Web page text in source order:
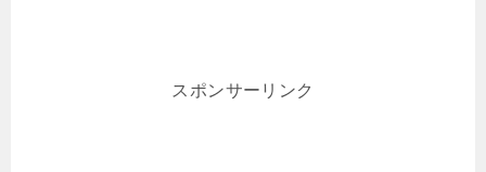
スポンサーリンク